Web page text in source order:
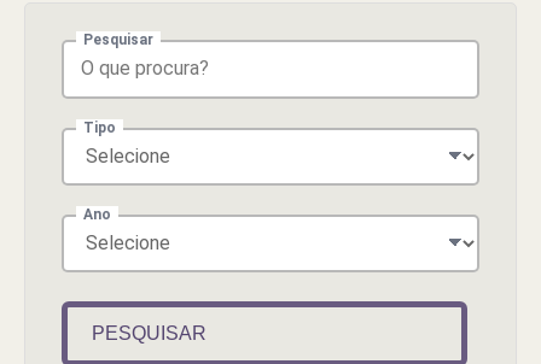
Pesquisar
Tipo
Ano
PESQUISAR